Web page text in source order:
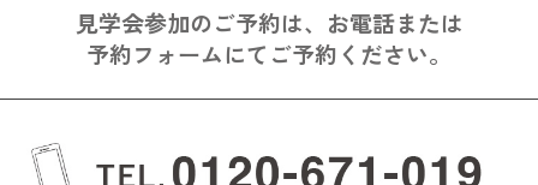
見学会参加のご予約は、お電話または
予約フォームにてご予約ください。